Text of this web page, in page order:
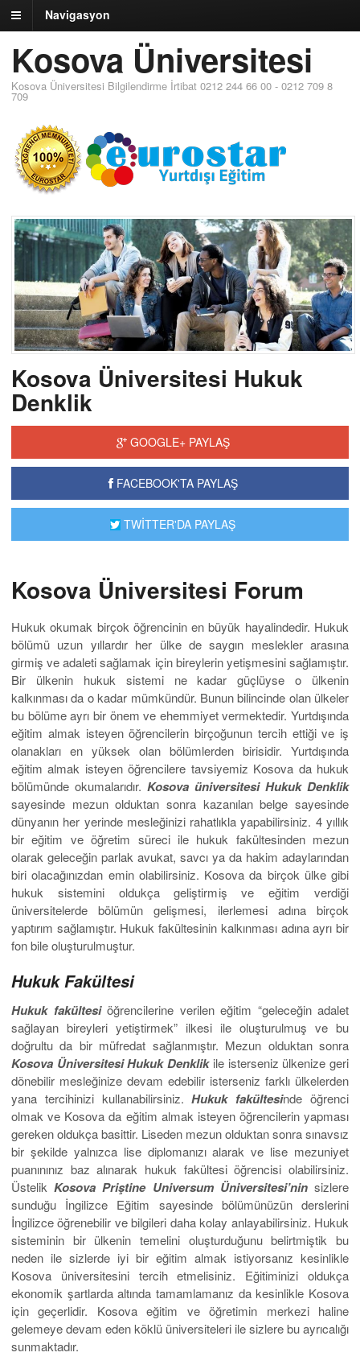
Navigasyon
Kosova Üniversitesi
Kosova Üniversitesi Bilgilendirme İrtibat 0212 244 66 00 - 0212 709 8
709
Kosova Üniversitesi Hukuk
Denklik
GOOGLE+ PAYLAŞ
FACEBOOK'TA PAYLAŞ
TWİTTER'DA PAYLAŞ
Kosova Üniversitesi Forum
Hukuk okumak birçok öğrencinin en büyük hayalindedir. Hukuk
bölümü uzun yıllardır her ülke de saygın meslekler arasına
girmiş ve adaleti sağlamak için bireylerin yetişmesini sağlamıştır.
Bir ülkenin hukuk sistemi ne kadar güçlüyse o ülkenin
kalkınması da o kadar mümkündür. Bunun bilincinde olan ülkeler
bu bölüme ayrı bir önem ve ehemmiyet vermektedir. Yurtdışında
eğitim almak isteyen öğrencilerin birçoğunun tercih ettiği ve iş
olanakları en yüksek olan bölümlerden birisidir. Yurtdışında
eğitim almak isteyen öğrencilere tavsiyemiz Kosova da hukuk
bölümünde okumalarıdır. Kosova üniversitesi Hukuk Denklik
sayesinde mezun olduktan sonra kazanılan belge sayesinde
dünyanın her yerinde mesleğinizi rahatlıkla yapabilirsiniz. 4 yıllık
bir eğitim ve öğretim süreci ile hukuk fakültesinden mezun
olarak geleceğin parlak avukat, savcı ya da hakim adaylarından
biri olacağınızdan emin olabilirsiniz. Kosova da birçok ülke gibi
hukuk sistemini oldukça geliştirmiş ve eğitim verdiği
üniversitelerde bölümün gelişmesi, ilerlemesi adına birçok
yaptırım sağlamıştır. Hukuk fakültesinin kalkınması adına ayrı bir
fon bile oluşturulmuştur.
Hukuk Fakültesi
Hukuk fakültesiöğrencilerine verilen eğitim “geleceğin adalet
sağlayan bireyleri yetiştirmek” ilkesi ile oluşturulmuş ve bu
doğrultu da bir müfredat sağlanmıştır. Mezun olduktan sonra
Kosova Üniversitesi Hukuk Denklikile isterseniz ülkenize geri
dönebilir mesleğinize devam edebilir isterseniz farklı ülkelerden
yana tercihinizi kullanabilirsiniz.Hukuk fakültesinde öğrenci
olmak ve Kosova da eğitim almak isteyen öğrencilerin yapması
gereken oldukça basittir. Liseden mezun olduktan sonra sınavsız
bir şekilde yalnızca lise diplomanızı alarak ve lise mezuniyet
puanınınız baz alınarak hukuk fakültesi öğrencisi olabilirsiniz.
ÜstelikKosova Priştine Universum Üniversitesi’ninsizlere
sunduğu İngilizce Eğitim sayesinde bölümünüzün derslerini
İngilizce öğrenebilir ve bilgileri daha kolay anlayabilirsiniz. Hukuk
sisteminin bir ülkenin temelini oluşturduğunu belirtmiştik bu
neden ile sizlerde iyi bir eğitim almak istiyorsanız kesinlikle
Kosova üniversitesini tercih etmelisiniz. Eğitiminizi oldukça
ekonomik şartlarda altında tamamlamanız da kesinlikle Kosova
için geçerlidir. Kosova eğitim ve öğretimin merkezi haline
gelemeye devam eden köklü üniversiteleri ile sizlere bu ayrıcalığı
sunmaktadır.